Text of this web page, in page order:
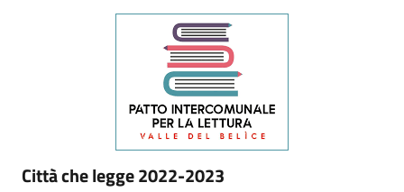
Città che legge 2022-2023